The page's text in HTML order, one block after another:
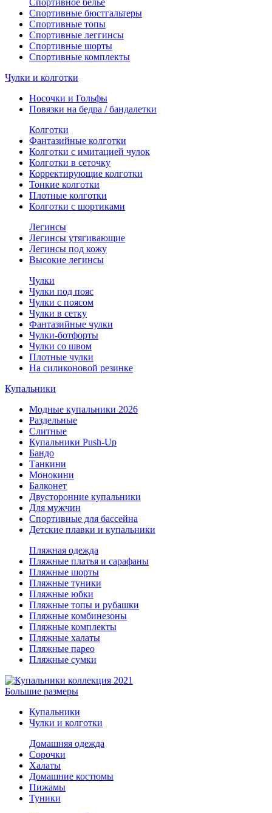
Спортивное белье
Спортивные бюстгальтеры
Спортивные топы
Спортивные леггинсы
Спортивные шорты
Спортивные комплекты
Чулки и колготки
Носочки и Гольфы
Повязки на бедра / бандалетки
Колготки
Фантазийные колготки
Колготки с имитацией чулок
Колготки в сеточку
Корректирующие колготки
Тонкие колготки
Плотные колготки
Колготки с шортиками
Легинсы
Легинсы утягивающие
Легинсы под кожу
Высокие легинсы
Чулки
Чулки под пояс
Чулки с поясом
Чулки в сетку
Фантазийные чулки
Чулки-ботфорты
Чулки со швом
Плотные чулки
На силиконовой резинке
Купальники
Модные купальники 2026
Раздельные
Слитные
Купальники Push-Up
Бандо
Танкини
Монокини
Балконет
Двусторонние купальники
Для мужчин
Спортивные для бассейна
Детские плавки и купальники
Пляжная одежда
Пляжные платья и сарафаны
Пляжные шорты
Пляжные туники
Пляжные юбки
Пляжные топы и рубашки
Пляжные комбинезоны
Пляжные комплекты
Пляжные халаты
Пляжные парео
Пляжные сумки
Большие размеры
Купальники
Чулки и колготки
Домашняя одежда
Сорочки
Халаты
Домашние костюмы
Пижамы
Туники